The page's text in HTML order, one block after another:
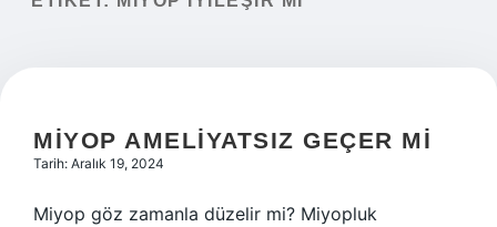
MIYOP AMELIYATSIZ GEÇER MI
Tarih: Aralık 19, 2024
Miyop göz zamanla düzelir mi? Miyopluk